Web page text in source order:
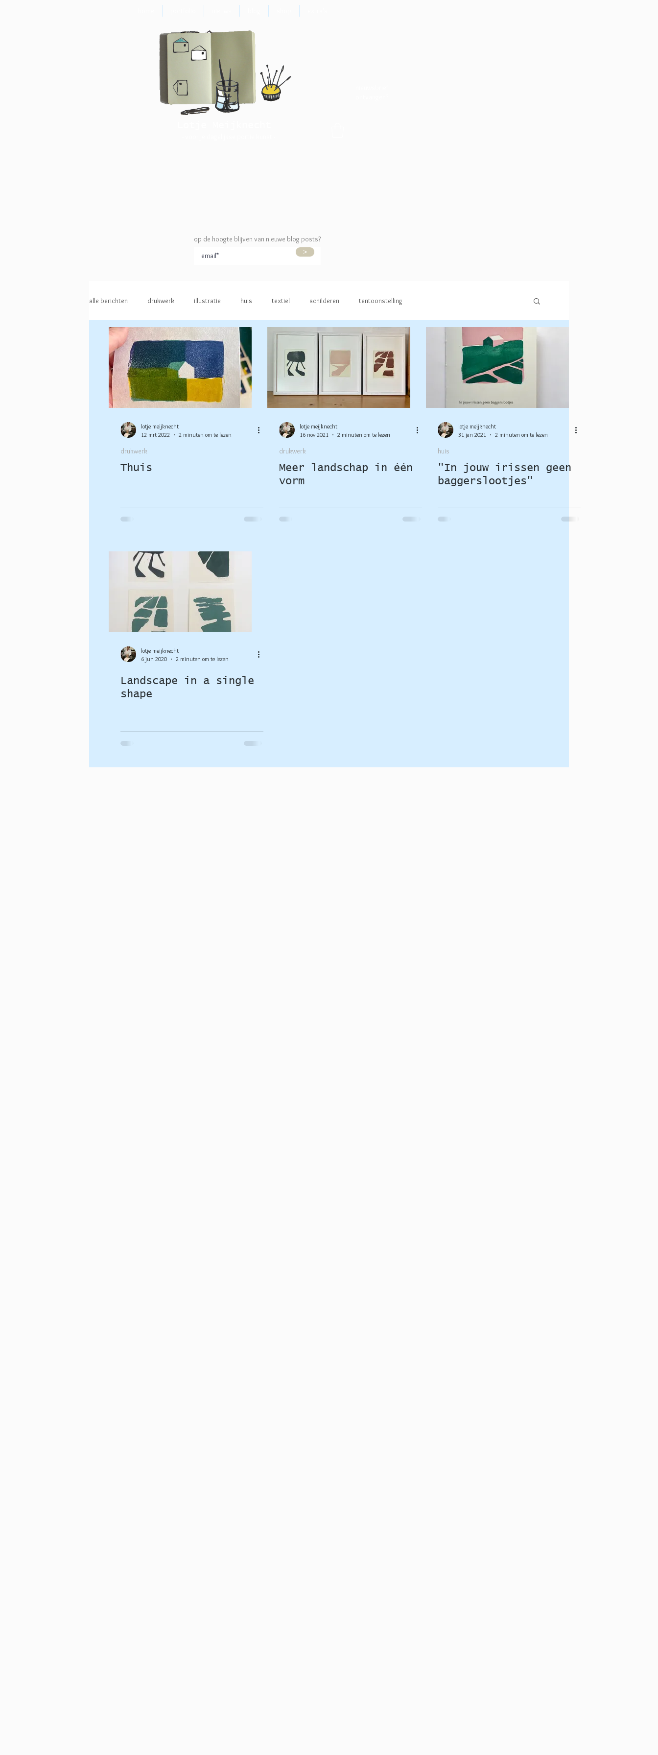
alle berichten drukwerk illustratie huis textiel schilderen tentoonstelling
lotje meijknecht
12 mrt 2022
2 minuten om te lezen
drukwerk
Thuis
lotje meijknecht
16 nov 2021
2 minuten om te lezen
drukwerk
Meer landschap in één
vorm
lotje meijknecht
31 jan 2021
2 minuten om te lezen
huis
"In jouw irissen geen
baggerslootjes"
lotje meijknecht
6 jun 2020
2 minuten om te lezen
Landscape in a single
shape
op de hoogte blijven van nieuwe blog posts?
>